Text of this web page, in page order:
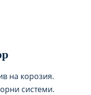
на корозия.
системи.